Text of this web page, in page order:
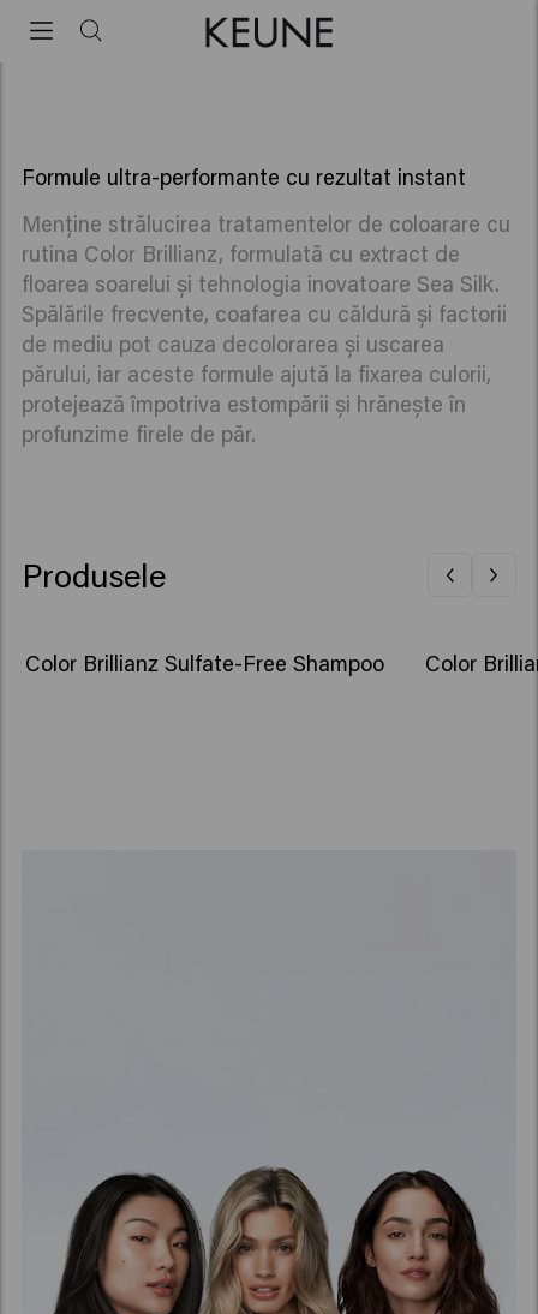
Color Brillianz
Color Brillianz
Formule ultra-performante cu rezultat instant
Menține strălucirea tratamentelor de coloarare cu
rutina Color Brillianz, formulată cu extract de
floarea soarelui și tehnologia inovatoare Sea Silk.
Spălările frecvente, coafarea cu căldură și factorii
de mediu pot cauza decolorarea și uscarea
părului, iar aceste formule ajută la fixarea culorii,
protejează împotriva estompării și hrănește în
profunzime firele de păr.
Produsele
Color Brillianz Sulfate-Free Shampoo Color